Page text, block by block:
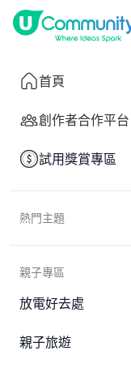
首頁
創作者合作平台
試用獎賞專區
熱門主題
親子專區
放電好去處
親子旅遊